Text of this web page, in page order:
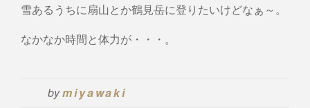
雪あるうちに扇山とか鶴見岳に登りたいけどなぁ～。
なかなか時間と体力が・・・。
bymiyawaki